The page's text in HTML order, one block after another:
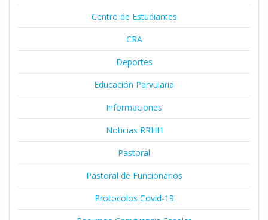
Centro de Estudiantes
CRA
Deportes
Educación Parvularia
Informaciones
Noticias RRHH
Pastoral
Pastoral de Funcionarios
Protocolos Covid-19